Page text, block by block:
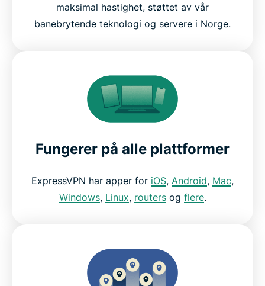
maksimal hastighet, støttet av vår
banebrytende teknologi og servere i Norge.
Fungerer på alle plattformer
ExpressVPN har apper for iOS, Android, Mac,
Windows, Linux, routersog flere.